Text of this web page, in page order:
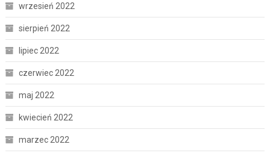
wrzesień 2022
sierpień 2022
lipiec 2022
czerwiec 2022
maj 2022
kwiecień 2022
marzec 2022